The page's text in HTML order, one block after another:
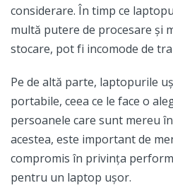
considerare. În timp ce
multă putere de procesare și
stocare, pot fi incomode de
Pe de altă parte, laptopurile
portabile, ceea ce le face o
persoanele care sunt mereu
acestea, este important de
compromis în privința
pentru un laptop ușor.